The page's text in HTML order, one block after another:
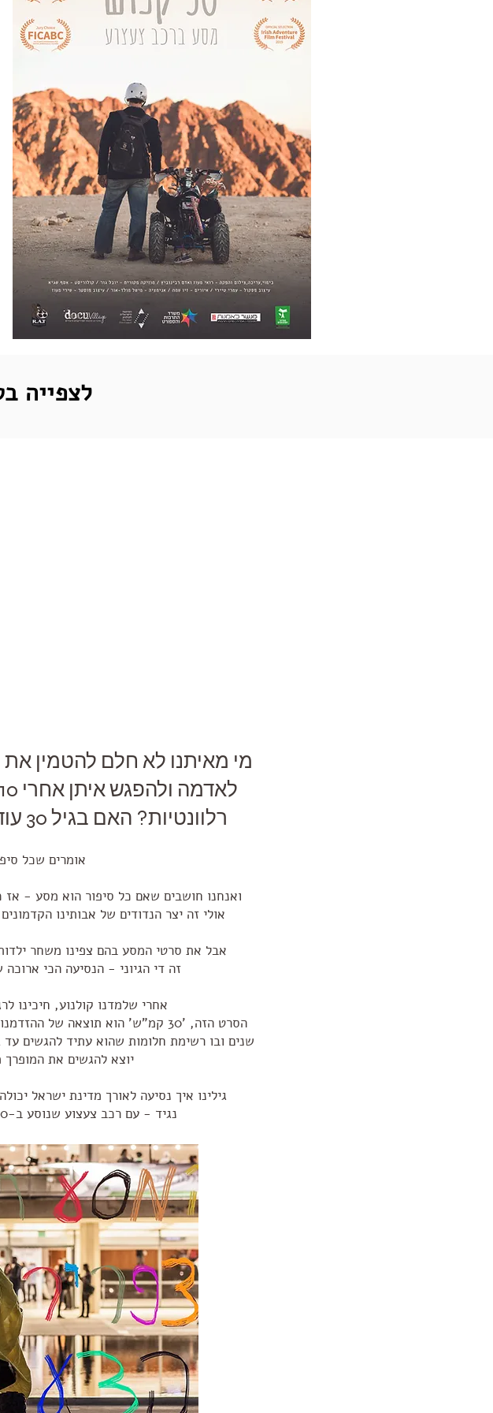
לצפייה
מי מאיתנו לא חלם להטמין
רלוונטיות? האם בגיל 30 עוד נרצה את מה ששאפנו אליו בגיל 20?
אומרים שכל
ואנחנו חושבים שאם כל סיפור הוא מסע -
אולי זה יצר הנדודים של אבותינו
אבל את סרטי המסע בהם צפינו משחר
זה די הגיוני - הנסיעה הכי ארוכה
אחרי שלמדנו קולנוע, חיכינו
שנים ובו רשימת חלומות שהוא עתיד להגשים
יוצא להגשים את
גילינו איך נסיעה לאורך מדינת ישראל
נגיד - עם רכב צעצוע שנוסע ב-30 קמ"ש. חלומות במגרה או כישלונות מפוארים...